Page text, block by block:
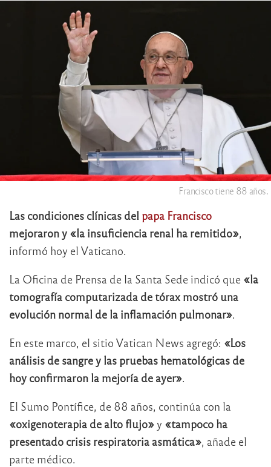
Francisco tiene 88 años.
Las condiciones clínicas del papa Francisco
mejoraron y «la insuficiencia renal ha remitido»,
informó hoy el Vaticano.
La Oficina de Prensa de la Santa Sede indicó que «la
tomografía computarizada de tórax mostró una
evolución normal de la inflamación pulmonar».
En este marco, el sitio Vatican News agregó: «Los
análisis de sangre y las pruebas hematológicas de
hoy confirmaron la mejoría de ayer».
El Sumo Pontífice, de 88 años, continúa con la
«oxigenoterapia de alto flujo»y «tampoco ha
presentado crisis respiratoria asmática», añade el
parte médico.